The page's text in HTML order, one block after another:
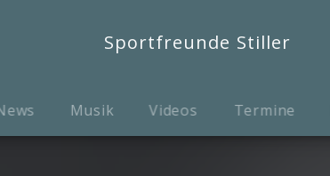
Sportfreunde Stiller
Musik Videos Termine